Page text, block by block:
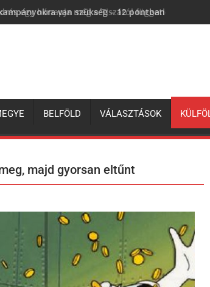
van szükség – 12 pontban a magyar
BELFÖLD VÁLASZTÁSOK
majd gyorsan eltűnt